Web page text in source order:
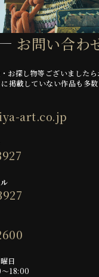
お問い合わ
お探し物等ございました
掲載していない作品も多数
art.co.jp
日
18:00